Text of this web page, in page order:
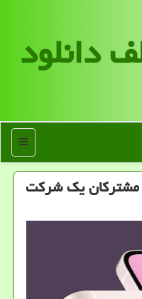
دانلود
منو
برای مشترکان یک شرکت